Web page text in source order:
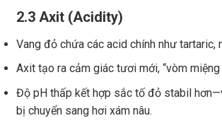
2.3 Axit (Acidity)
Vang đỏ chứa các acid chính như
Axit tạo ra cảm giác tươi mới, “vòm
Độ pH thấp kết hợp sắc tố đỏ stabil
bị chuyển sang hơi xám nâu.